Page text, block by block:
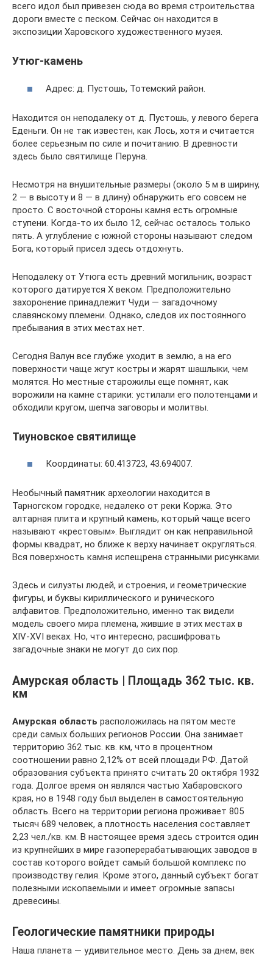
всего идол был привезен сюда во время строительства
дороги вместе с песком. Сейчас он находится в
экспозиции Харовского художественного музея.
Утюг-камень
Адрес: д. Пустошь, Тотемский район.
Находится он неподалеку от д. Пустошь, у левого берега
Еденьги. Он не так известен, как Лось, хотя и считается
более серьезным по силе и почитанию. В древности
здесь было святилище Перуна.
Несмотря на внушительные размеры (около 5 м в ширину,
2 — в высоту и 8 — в длину) обнаружить его совсем не
просто. С восточной стороны камня есть огромные
ступени. Когда-то их было 12, сейчас осталось только
пять. А углубление с южной стороны называют следом
Бога, который присел здесь отдохнуть.
Неподалеку от Утюга есть древний могильник, возраст
которого датируется X веком. Предположительно
захоронение принадлежит Чуди — загадочному
славянскому племени. Однако, следов их постоянного
пребывания в этих местах нет.
Сегодня Валун все глубже уходит в землю, а на его
поверхности чаще жгут костры и жарят шашлыки, чем
молятся. Но местные старожилы еще помнят, как
ворожили на камне старики: устилали его полотенцами и
обходили кругом, шепча заговоры и молитвы.
Тиуновское святилище
Координаты: 60.413723, 43.694007.
Необычный памятник археологии находится в
Тарногском городке, недалеко от реки Коржа. Это
алтарная плита и крупный камень, который чаще всего
называют «крестовым». Выглядит он как неправильной
формы квадрат, но ближе к верху начинает округляться.
Вся поверхность камня испещрена странными рисунками.
Здесь и силуэты людей, и строения, и геометрические
фигуры, и буквы кириллического и рунического
алфавитов. Предположительно, именно так видели
модель своего мира племена, жившие в этих местах в
XIV-XVI веках. Но, что интересно, расшифровать
загадочные знаки не могут до сих пор.
Амурская область | Площадь 362 тыс. кв.
км
Амурская область расположилась на пятом месте
среди самых больших регионов России. Она занимает
территорию 362 тыс. кв. км, что в процентном
соотношении равно 2,12% от всей площади РФ. Датой
образования субъекта принято считать 20 октября 1932
года. Долгое время он являлся частью Хабаровского
края, но в 1948 году был выделен в самостоятельную
область. Всего на территории региона проживает 805
тысяч 689 человек, а плотность населения составляет
2,23 чел./кв. км. В настоящее время здесь строится один
из крупнейших в мире газоперерабатывающих заводов в
состав которого войдет самый большой комплекс по
производству гелия. Кроме этого, данный субъект богат
полезными ископаемыми и имеет огромные запасы
древесины.
Геологические памятники природы
Наша планета — удивительное место. День за днем, век